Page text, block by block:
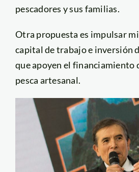
pescadores y sus familias.
Otra propuesta es impulsar
capital de trabajo e inversión
que apoyen el financiamiento
pesca artesanal.